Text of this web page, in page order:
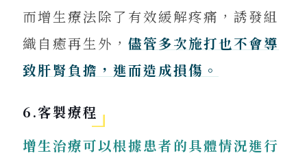
而增生療法除了有效緩解疼痛，誘發組
織自癒再生外， 儘管多次施打也不會導
致肝腎負擔，進而造成損傷。
6.客製療程
增生治療可以根據患者的具體情況進行